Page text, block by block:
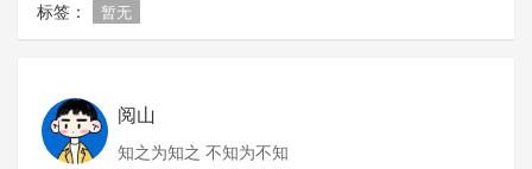
标签： 暂无
阅山
知之为知之 不知为不知